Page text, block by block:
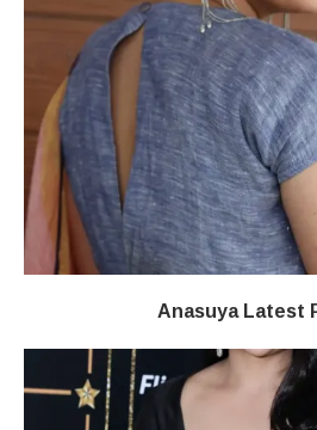
Anasuya Latest